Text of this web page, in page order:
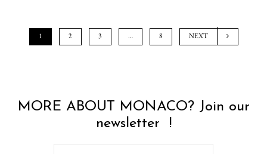
1 2 3 … 8 NEXT
MORE ABOUT MONACO? Join our
newsletter !